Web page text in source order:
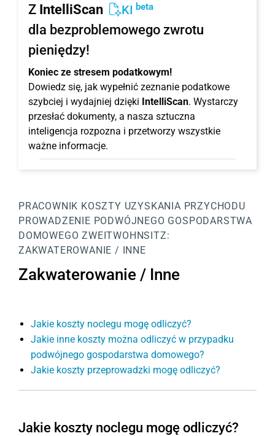
Z IntelliScan KI beta
dla bezproblemowego zwrotu
pieniędzy!
Koniec ze stresem podatkowym!
Dowiedz się, jak wypełnić zeznanie podatkowe
szybciej i wydajniej dzięki IntelliScan. Wystarczy
przesłać dokumenty, a nasza sztuczna
inteligencja rozpozna i przetworzy wszystkie
ważne informacje.
PRACOWNIK KOSZTY UZYSKANIA PRZYCHODU
PROWADZENIE PODWÓJNEGO GOSPODARSTWA
DOMOWEGO ZWEITWOHNSITZ:
ZAKWATEROWANIE / INNE
Zakwaterowanie / Inne
Jakie koszty noclegu mogę odliczyć?
Jakie inne koszty można odliczyć w przypadku
podwójnego gospodarstwa domowego?
Jakie koszty przeprowadzki mogę odliczyć?
Jakie koszty noclegu mogę odliczyć?